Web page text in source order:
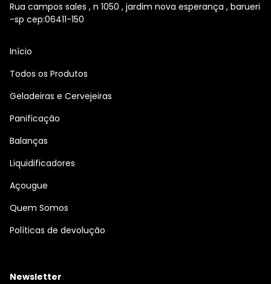
Rua campos sales , n 1050 , jardim nova esperança , barueri
-sp cep:06411-150
Início
Todos os Produtos
Geladeiras e Cervejeiras
Panificação
Balanças
Liquidificadores
Açougue
Quem Somos
Políticas de devolução
Newsletter